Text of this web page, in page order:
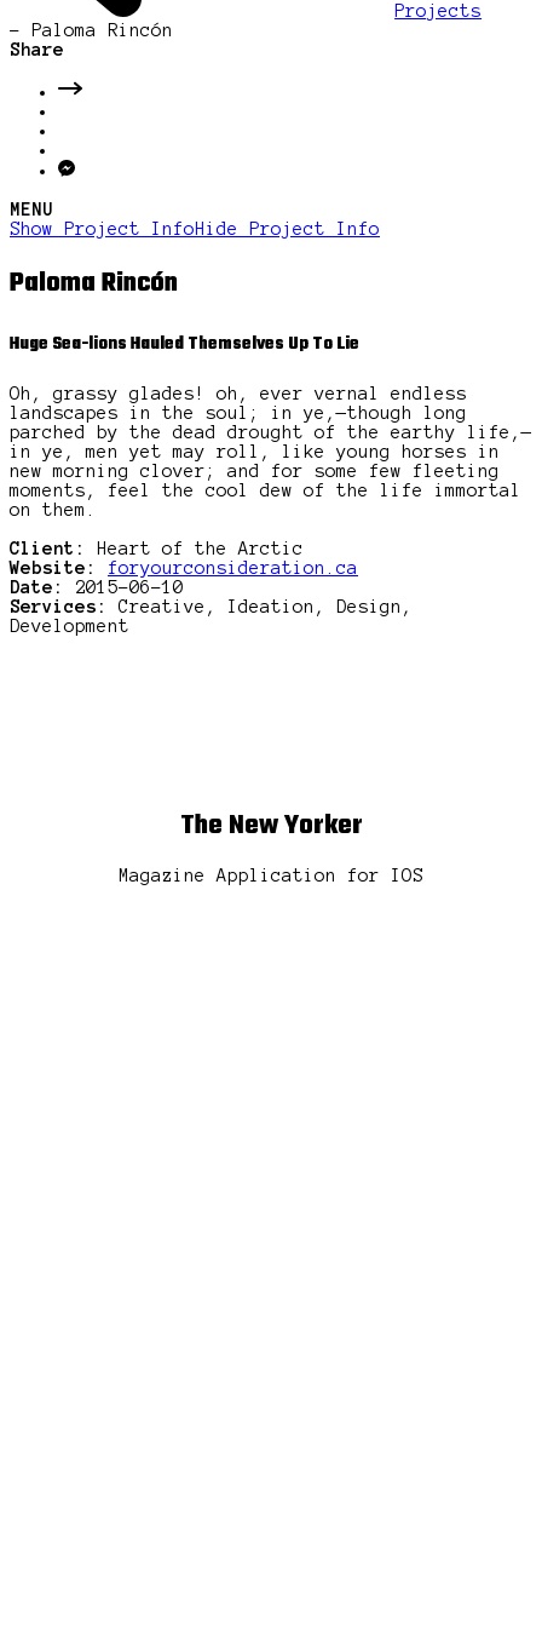
Projects
- Paloma Rincón
Share
MENU
Show Project InfoHide Project Info
Paloma Rincón
Huge Sea-lions Hauled Themselves Up To Lie
Oh, grassy glades! oh, ever vernal endless
landscapes in the soul; in ye,—though long
parched by the dead drought of the earthy life,—
in ye, men yet may roll, like young horses in
new morning clover; and for some few fleeting
moments, feel the cool dew of the life immortal
on them.
Client:
Heart of the Arctic
Website:
foryourconsideration.ca
Date:
2015-06-10
Services:
Creative, Ideation, Design,
Development
The New Yorker
Magazine Application for IOS